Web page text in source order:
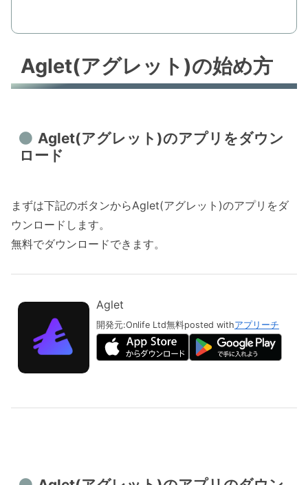
Aglet(アグレット)の始め方
Aglet(アグレット)のアプリをダウン
ロード
まずは下記のボタンからAglet(アグレット)のアプリをダ
ウンロードします。
無料でダウンロードできます。
Aglet
開発元:Onlife Ltd無料posted withアプリーチ